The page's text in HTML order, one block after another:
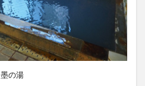
墨の湯